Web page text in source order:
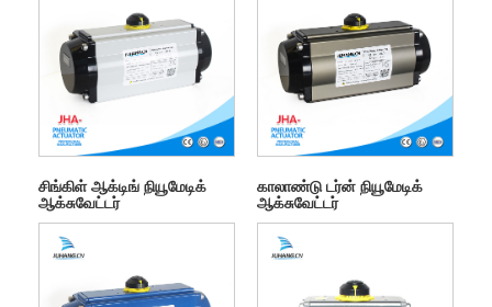
சிங்கிள் ஆக்டிங் நியூமேடிக்
ஆக்சுவேட்டர்
காலாண்டு டர்ன் நியூமேடிக்
ஆக்சுவேட்டர்